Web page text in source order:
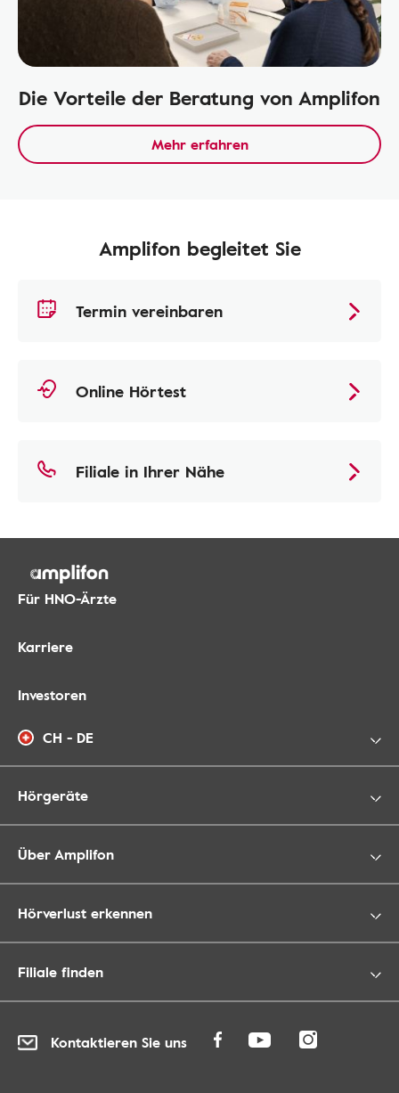
Die Vorteile der Beratung von Amplifon
Mehr erfahren
Amplifon begleitet Sie
Termin vereinbaren
Online Hörtest
Filiale in Ihrer Nähe
Für HNO-Ärzte
Karriere
Investoren
CH - DE
Hörgeräte
Über Amplifon
Hörverlust erkennen
Filiale finden
Kontaktieren Sie uns